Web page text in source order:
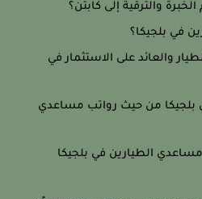
والترقية إلى كابتن؟
بلجيكا؟
والعائد على الاستثمار في
من حيث رواتب مساعدي
الطيارين في بلجيكا